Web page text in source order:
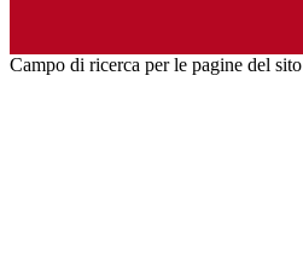
Campo di ricerca per le pagine del sito